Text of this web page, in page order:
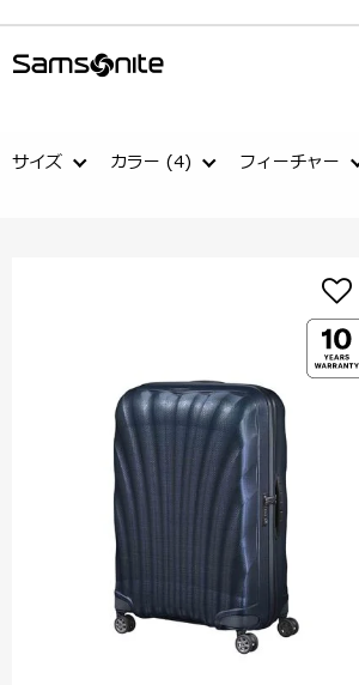
サイズ カラー (4) フィーチャー